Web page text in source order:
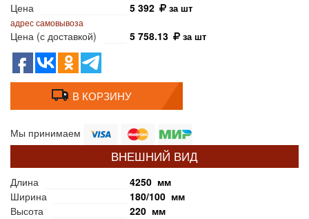
Цена
5 392 за шт
адрес самовывоза
Цена (с доставкой) 5 758.13 за шт
В КОРЗИНУ
Мы принимаем
ВНЕШНИЙ ВИД
Длина
4250 мм
Ширина
180/100 мм
Высота
220 мм